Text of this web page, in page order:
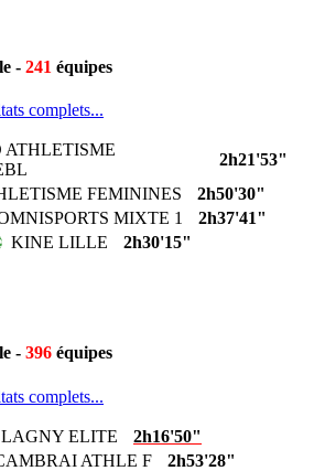
- 241 équipes
complets...
ATHLETISME
2h21'53"
FEMININES 2h50'30"
MIXTE 1 2h37'41"
KINE LILLE 2h30'15"
- 396 équipes
complets...
LAGNY ELITE 2h16'50"
ATHLE F 2h53'28"